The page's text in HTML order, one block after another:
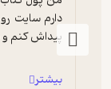
پیداش کنم
بیشتر